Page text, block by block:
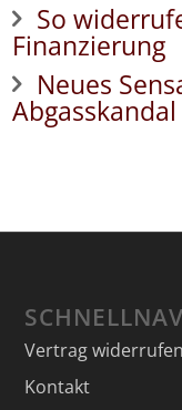
So
Finanzierung
Neues
Abgasskandal
Vertrag widerrufen
Kontakt